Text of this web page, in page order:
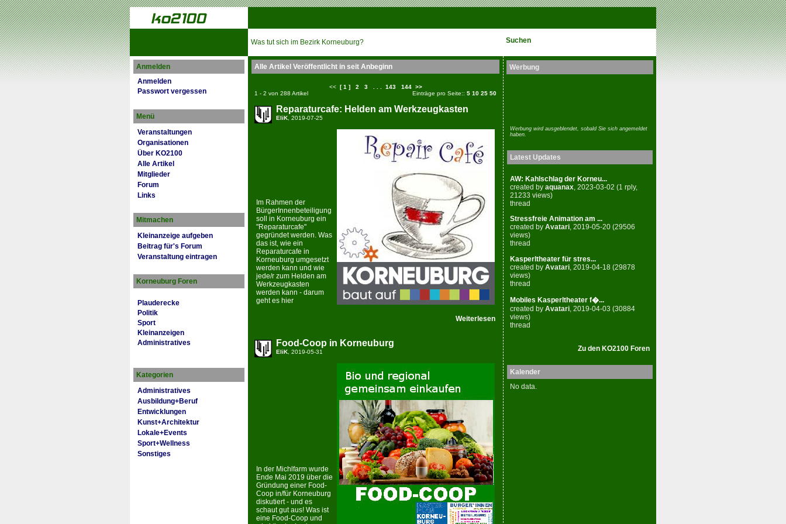
Was tut sich im Bezirk Korneuburg? Suchen
Anmelden
Anmelden
Passwort vergessen
Menü
Veranstaltungen
Organisationen
Über KO2100
Alle Artikel
Mitglieder
Forum
Links
Mitmachen
Kleinanzeige aufgeben
Beitrag für's Forum
Veranstaltung eintragen
Korneuburg Foren
Plauderecke
Politik
Sport
Kleinanzeigen
Administratives
Kategorien
Administratives
Ausbildung+Beruf
Entwicklungen
Kunst+Architektur
Lokale+Events
Sport+Wellness
Sonstiges
Alle Artikel Veröffentlicht in seit Anbeginn
<< [ 1 ] 2 3 143 144 >>
1 - 2 von 288 Artikel
Einträge pro Seite:: 5 10 25 50
Reparaturcafe: Helden am Werkzeugkasten
EliK , 2019-07-25
Im Rahmen der
BürgerInnenbeteiligung
soll in Korneuburg ein
"Reparaturcafe"
gegründet werden. Was
das ist, wie ein
Reparaturcafe in
Korneuburg umgesetzt
werden kann und wie
jede/r zum Helden am
Werkzeugkasten
werden kann - darum
geht es hier
Weiterlesen
Food-Coop in Korneuburg
EliK , 2019-05-31
In der Michlfarm wurde
Ende Mai 2019 über die
Gründung einer Food-
Coop in/für Korneuburg
diskutiert - und es
schaut gut aus! Was ist
eine Food-Coop und
Werbung
Werbung wird ausgeblendet, sobald Sie sich angemeldet
haben.
Latest Updates
AW: Kahlschlag der Korneu...
created by aquanax, 2023-03-02 (1 rply,
21233 views)
thread
Stressfreie Animation am ...
created by Avatari, 2019-05-20 (29506
views)
thread
Kasperltheater für stres...
created by Avatari , 2019-04-18 (29878
views)
thread
Mobiles Kasperltheater f�...
created by Avatari , 2019-04-03 (30884
views)
thread
Zu den KO2100 Foren
Kalender
No data.